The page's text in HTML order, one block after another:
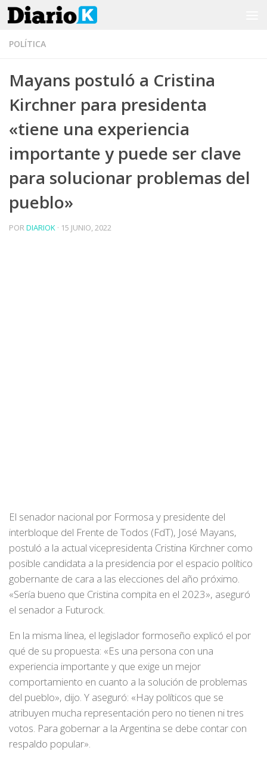
Saltar al contenido
POLÍTICA
Mayans postuló a Cristina
Kirchner para presidenta
«tiene una experiencia
importante y puede ser clave
para solucionar problemas del
pueblo»
PORDIARIOK · 15 JUNIO, 2022
El senador nacional por Formosa y presidente del
interbloque del Frente de Todos (FdT), José Mayans,
postuló a la actual vicepresidenta Cristina Kirchner como
posible candidata a la presidencia por el espacio político
gobernante de cara a las elecciones del año próximo.
«Sería bueno que Cristina compita en el 2023», aseguró
el senador a Futurock.
En la misma línea, el legislador formoseño explicó el por
qué de su propuesta: «Es una persona con una
experiencia importante y que exige un mejor
comportamiento en cuanto a la solución de problemas
del pueblo», dijo. Y aseguró: «Hay políticos que se
atribuyen mucha representación pero no tienen ni tres
votos. Para gobernar a la Argentina se debe contar con
respaldo popular».